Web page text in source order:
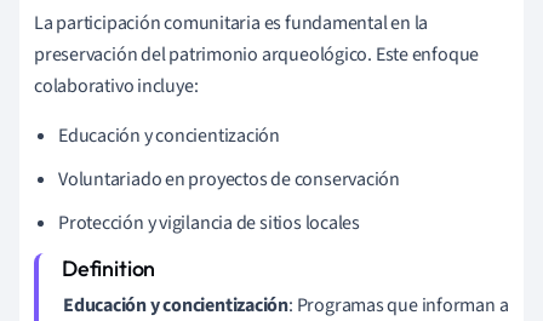
La participación comunitaria es fundamental en la
preservación del patrimonio arqueológico. Este enfoque
colaborativo incluye:
Educación y concientización
Voluntariado en proyectos de conservación
Protección y vigilancia de sitios locales
Educación y concientización: Programas que informan a